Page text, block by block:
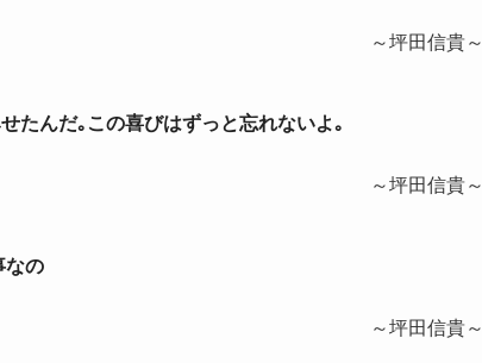
～坪田信貴～
たんだ｡この喜びはずっと忘れないよ｡
～坪田信貴～
なの
～坪田信貴～